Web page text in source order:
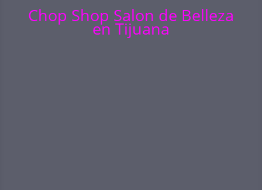
Chop Shop Salon de Belleza
en Tijuana